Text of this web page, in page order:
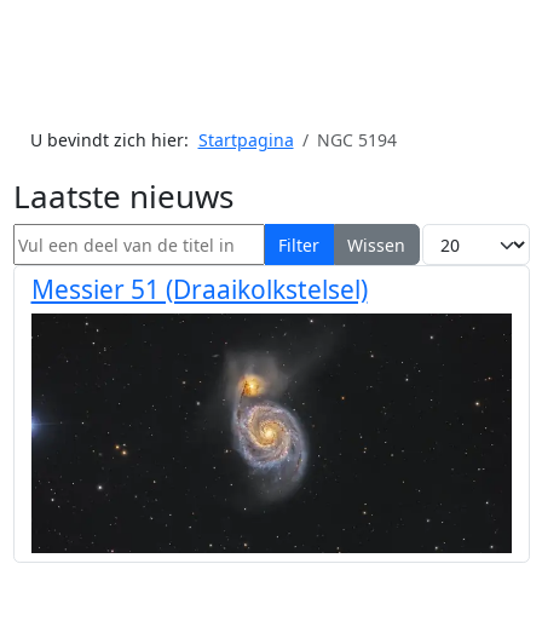
U bevindt zich hier: Startpagina NGC 5194
Laatste nieuws
Vul een deel van de titel in Filter Wissen Toon #
Messier 51 (Draaikolkstelsel)